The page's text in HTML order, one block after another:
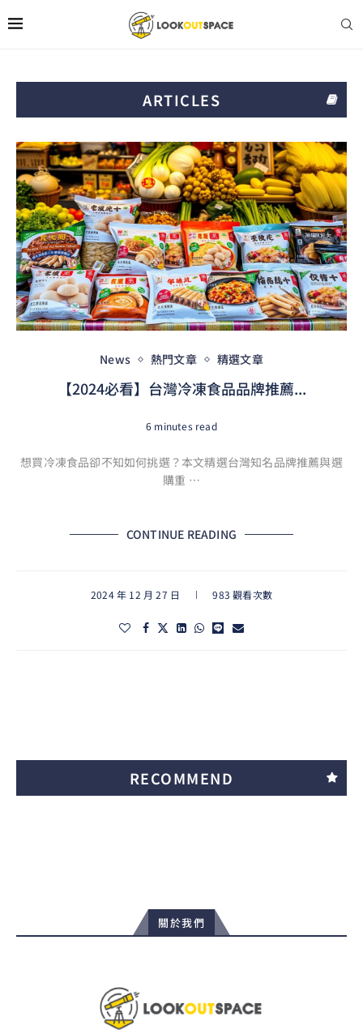
ARTICLES
News 熱門文章 精選文章
【2024必看】台灣冷凍食品品牌推薦...
6 minutes read
想買冷凍食品卻不知如何挑選？本文精選台灣知名品牌推薦與選
購重 …
CONTINUE READING
2024 年 12 月 27 日 983 觀看次數
RECOMMEND
關於我們